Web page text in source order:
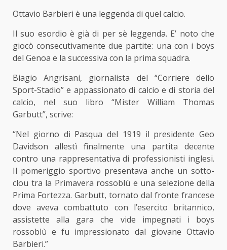
Ottavio Barbieri è una leggenda di quel calcio.
Il suo esordio è già di per sè leggenda. E’ noto che
giocò consecutivamente due partite: una con i boys
del Genoa e la successiva con la prima squadra.
Biagio Angrisani, giornalista del “Corriere dello
Sport-Stadio” e appassionato di calcio e di storia del
calcio, nel suo libro “Mister William Thomas
Garbutt”, scrive:
“Nel giorno di Pasqua del 1919 il presidente Geo
Davidson allestì finalmente una partita decente
contro una rappresentativa di professionisti inglesi.
Il pomeriggio sportivo presentava anche un sotto-
clou tra la Primavera rossoblù e una selezione della
Prima Fortezza. Garbutt, tornato dal fronte francese
dove aveva combattuto con l’esercito britannico,
assistette alla gara che vide impegnati i boys
rossoblù e fu impressionato dal giovane Ottavio
Barbieri.”